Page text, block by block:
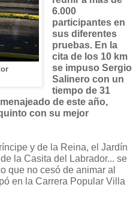
6.000
participantes en
sus diferentes
pruebas. En la
cita de los 10 km
se impuso Sergio
Salinero con un
tiempo de 31
de este año,
con su mejor
y de la Reina, el Jardín
la Casita del Labrador... se
que no cesó de animar al
en la Carrera Popular Villa